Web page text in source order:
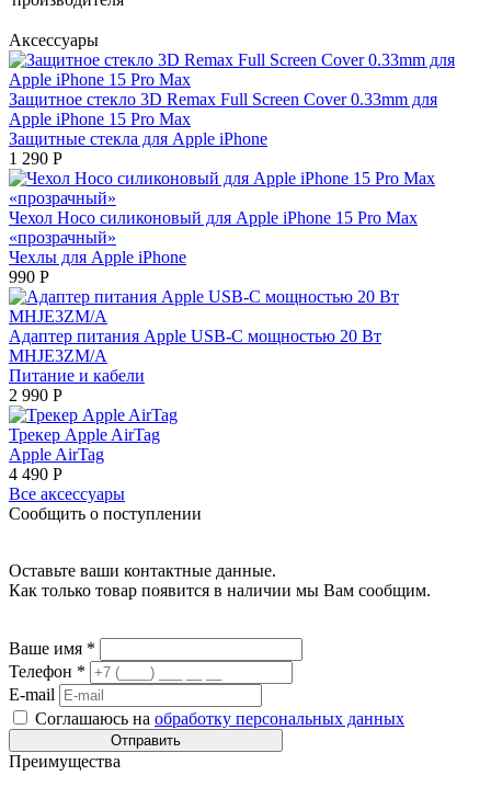
Аксессуары
Защитное стекло 3D Remax Full Screen Cover 0.33mm для
Apple iPhone 15 Pro Max
Защитные стекла для Apple iPhone
1 290 Р
Чехол Hoco силиконовый для Apple iPhone 15 Pro Max
«прозрачный»
Чехлы для Apple iPhone
990 Р
Адаптер питания Apple USB‑C мощностью 20 Вт
MHJE3ZM/A
Питание и кабели
2 990 Р
Трекер Apple AirTag
Apple AirTag
4 490 Р
Все аксессуары
Сообщить о поступлении
Оставьте ваши контактные данные.
Как только товар появится в наличии мы Вам сообщим.
Ваше имя *
Телефон *
E-mail
Соглашаюсь на обработку персональных данных
Преимущества